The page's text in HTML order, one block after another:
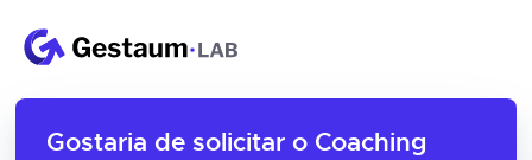
Gostaria de solicitar o Coaching